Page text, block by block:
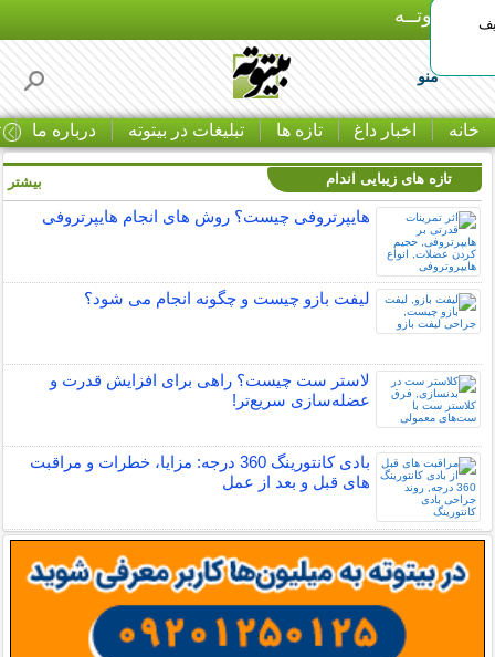
بـیتوتــه
منو
خانه اخبار داغ تازه ها تبلیغات در بیتوته درباره ما
تازه های زیبایی اندام
هایپرتروفی چیست؟ روش های انجام هایپرتروفی
لیفت بازو چیست و چگونه انجام می شود؟
لاستر ست چیست؟ راهی برای افزایش قدرت و
عضله‌سازی سریع‌تر!
بادی کانتورینگ 360 درجه: مزایا، خطرات و مراقبت
های قبل و بعد از عمل
بیشتر